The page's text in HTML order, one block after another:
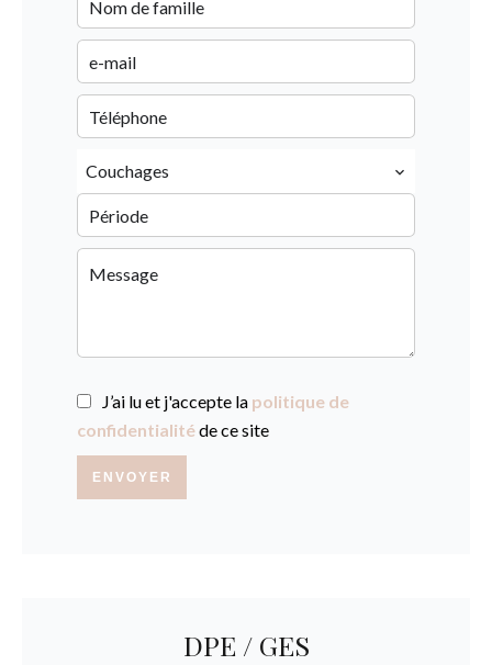
Couchages
J’ai lu et j'accepte la politique de
confidentialitéde ce site
ENVOYER
DPE / GES